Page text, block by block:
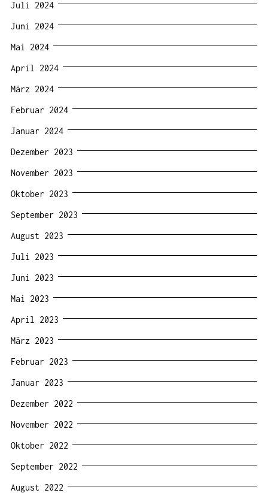
Juli 2024
Juni 2024
Mai 2024
April 2024
März 2024
Februar 2024
Januar 2024
Dezember 2023
November 2023
Oktober 2023
September 2023
August 2023
Juli 2023
Juni 2023
Mai 2023
April 2023
März 2023
Februar 2023
Januar 2023
Dezember 2022
November 2022
Oktober 2022
September 2022
August 2022